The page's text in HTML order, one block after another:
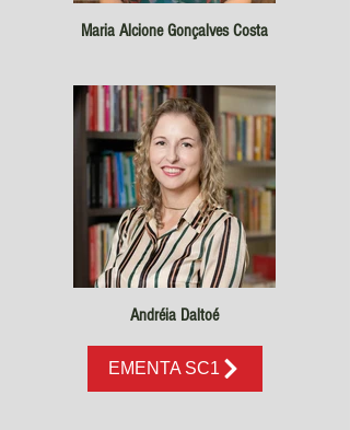
Maria Alcione Gonçalves Costa
Andréia Daltoé
EMENTA SC1